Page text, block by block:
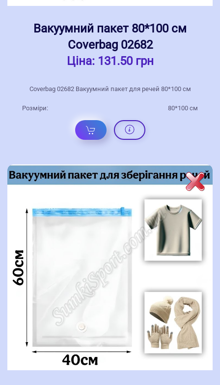
Вакуумний пакет 80*100 см
Coverbag 02682
Ціна: 131.50 грн
Coverbag 02682 Вакуумний пакет для речей 80*100 см
Розміри: 80*100 см